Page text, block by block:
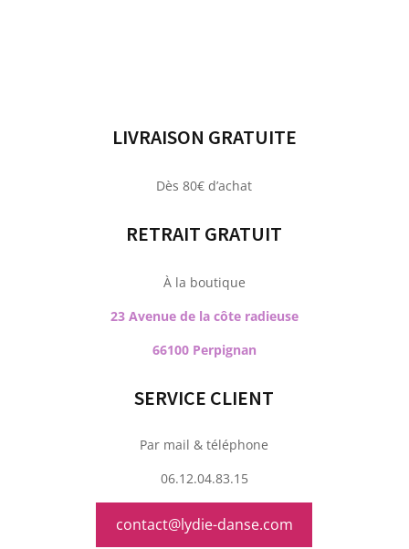
LIVRAISON GRATUITE
Dès 80€ d’achat
RETRAIT GRATUIT
À la boutique
23 Avenue de la côte radieuse
66100 Perpignan
SERVICE CLIENT
Par mail & téléphone
06.12.04.83.15
contact@lydie-danse.com